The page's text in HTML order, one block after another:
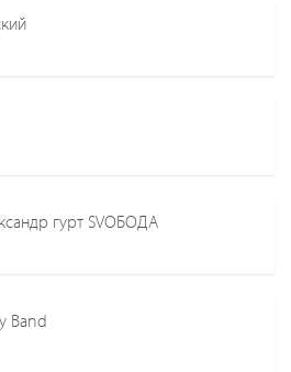
гурт SVОБОДА
Band